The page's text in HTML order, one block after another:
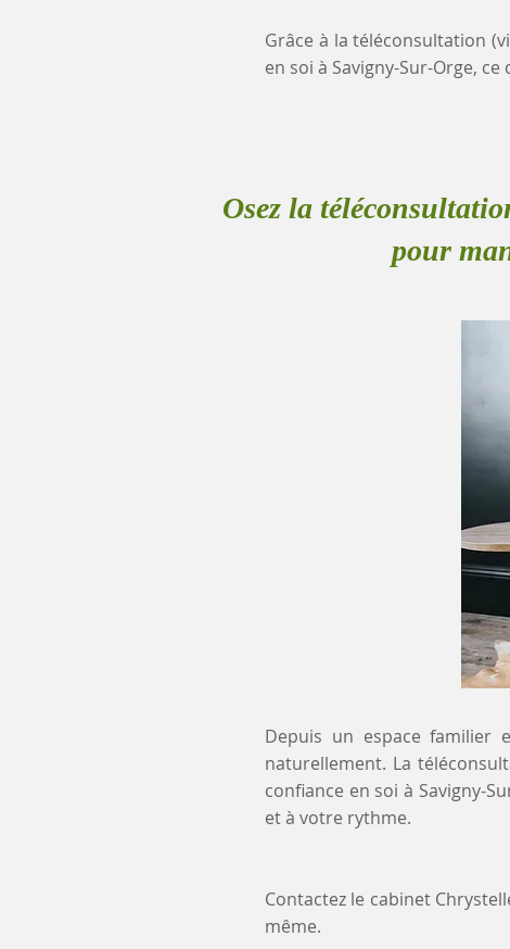
Grâce à la téléconsultation
en soi à Savigny-Sur-Orge,
Osez la
pour
Depuis un espace familier
naturellement. La
confiance en soi à Savigny-
et à votre rythme.
Contactez le cabinet
même.